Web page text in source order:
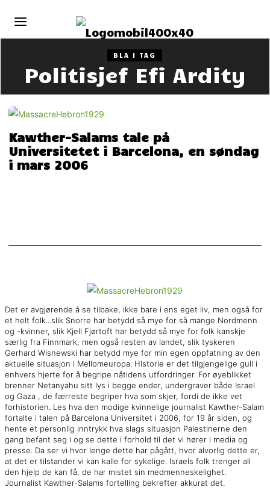
BLA I TAG
Politisjef Efi Ardity
Kawther-Salams tale på
Universitetet i Barcelona, en søndag
i mars 2006
Det er avgjørende å se tilbake, ikke bare i ens eget liv, men også for
et helt folk...slik Snorre har betydd så mye for så mange Nordmenn
og -kvinner, slik Kjell Fjørtoft har betydd så mye for folk kanskje
særlig fra Finnmark, men også resten av landet, slik tyskeren
Gerhard Wisnewski har betydd mye for min egen oppfatning av den
aktuelle situasjon i Mellomeuropa. HIstorie er det tilgjengelige gull i
enhvers hjerte for å begripe nåtidens utfordringer. For øyeblikket
brenner Netanyahu sitt lys i begge ender, undergraver både Israel
og Gaza , de færreste begriper hva som skjer, fordi de ikke vet
forhistorien. Les hva den modige kvinnelige journalist Kawther-Salam
fortalte i talen på Barcelona Universitet i 2006, for 19 år siden, og
hente et personlig inntrykk hva slags situasjon Palestinerne den
gang befant seg i og se dette i forhold til det vi hører i media og
presse. Da ser vi hvor lenge dette har pågått, hvor alvorlig dette er,
at det er tilstander vi kan kalle for sykelige. Israels folk trenger all
den hjelp de kan få, de har mistet sin medmenneskelighet.
Journalist Kawther-Salams fortelling bekrefter akkurat det.